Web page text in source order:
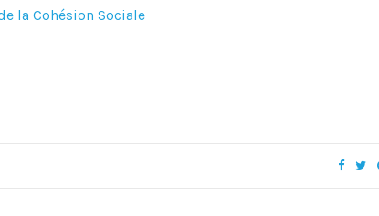
la Cohésion Sociale